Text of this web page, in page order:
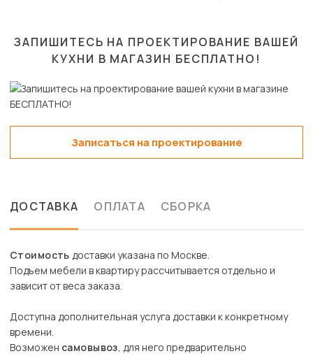
ЗАПИШИТЕСЬ НА ПРОЕКТИРОВАНИЕ ВАШЕЙ
КУХНИ В МАГАЗИН БЕСПЛАТНО!
Записаться на проектирование
ДОСТАВКА ОПЛАТА СБОРКА
Стоимость доставки указана по Москве.
Подъем мебели в квартиру рассчитывается отдельно и
зависит от веса заказа.
Доступна дополнительная услуга доставки к конкретному
времени.
Возможен самовывоз, для него предварительно